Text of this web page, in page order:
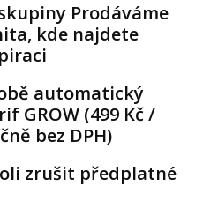
Prodáváme
kde najdete
automatický
GROW (499 Kč /
bez DPH)
zrušit předplatné